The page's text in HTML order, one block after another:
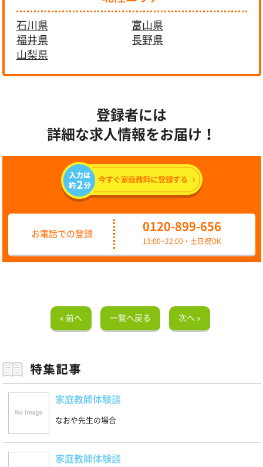
石川県
富山県
福井県
長野県
山梨県
登録者には
詳細な求人情報をお届け！
お電話での登録
0120-899-656
13:00~22:00・土日祝OK
« 前へ 一覧へ戻る 次へ »
家庭教師体験談
なおや先生の場合
家庭教師体験談